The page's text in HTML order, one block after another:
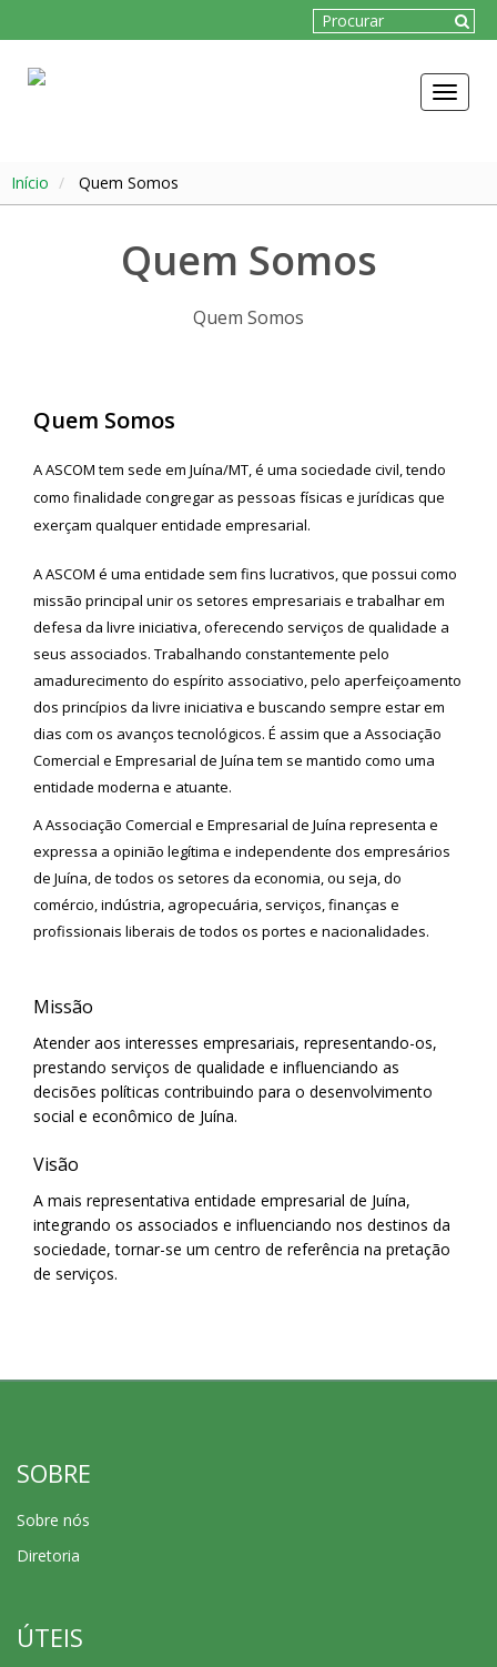
Toggle
Início Quem Somos
Quem Somos
Quem Somos
Quem Somos
A ASCOM tem sede em Juína/MT, é uma sociedade civil, tendo
como finalidade congregar as pessoas físicas e jurídicas que
exerçam qualquer entidade empresarial.
A ASCOM é uma entidade sem fins lucrativos, que possui como
missão principal unir os setores empresariais e trabalhar em
defesa da livre iniciativa, oferecendo serviços de qualidade a
seus associados. Trabalhando constantemente pelo
amadurecimento do espírito associativo, pelo aperfeiçoamento
dos princípios da livre iniciativa e buscando sempre estar em
dias com os avanços tecnológicos. É assim que a Associação
Comercial e Empresarial de Juína tem se mantido como uma
entidade moderna e atuante.
A Associação Comercial e Empresarial de Juína representa e
expressa a opinião legítima e independente dos empresários
de Juína, de todos os setores da economia, ou seja, do
comércio, indústria, agropecuária, serviços, finanças e
profissionais liberais de todos os portes e nacionalidades.
Missão
Atender aos interesses empresariais, representando-os,
prestando serviços de qualidade e influenciando as
decisões políticas contribuindo para o desenvolvimento
social e econômico de Juína.
Visão
A mais representativa entidade empresarial de Juína,
integrando os associados e influenciando nos destinos da
sociedade, tornar-se um centro de referência na pretação
de serviços.
SOBRE
Sobre nós
Diretoria
ÚTEIS